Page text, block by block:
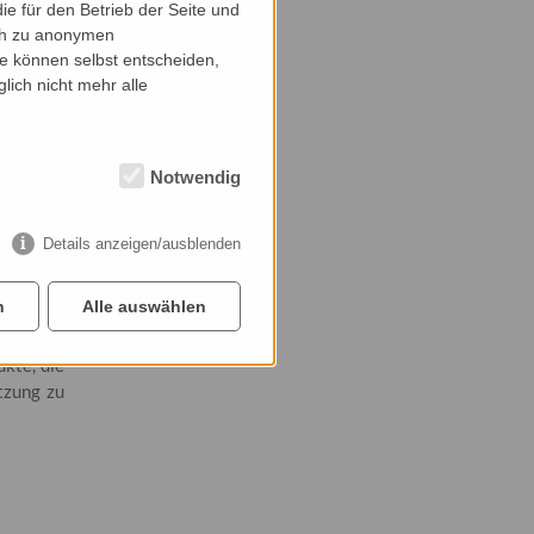
eine
eine
Bei
mit
die
zu
für den Betrieb der Seite und
zu anonymen
können selbst entscheiden,
nicht mehr alle
Notwendig
Details anzeigen/ausblenden
Alle auswählen